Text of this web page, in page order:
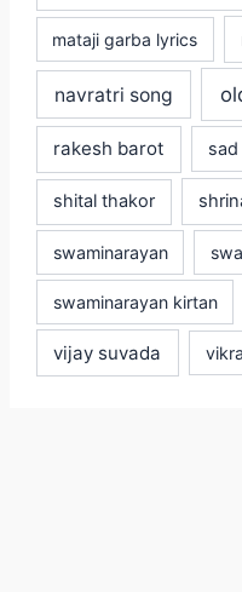
mataji garba lyrics
navratri song
rakesh barot
shital thakor
swaminarayan
swaminarayan kirtan
vijay suvada